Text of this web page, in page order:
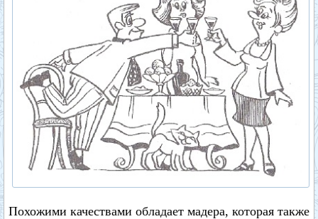
Похожими качествами обладает мадера, которая также